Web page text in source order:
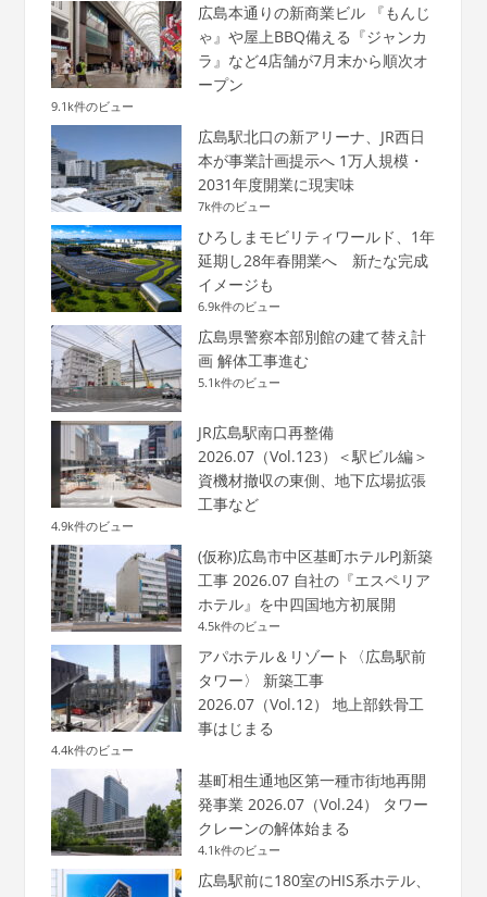
広島本通りの新商業ビル 『もんじ
ゃ』や屋上BBQ備える『ジャンカ
ラ』など4店舗が7月末から順次オ
ープン
9.1k件のビュー
広島駅北口の新アリーナ、JR西日
本が事業計画提示へ 1万人規模・
2031年度開業に現実味
7k件のビュー
ひろしまモビリティワールド、1年
延期し28年春開業へ 新たな完成
イメージも
6.9k件のビュー
広島県警察本部別館の建て替え計
画 解体工事進む
5.1k件のビュー
JR広島駅南口再整備
2026.07（Vol.123）＜駅ビル編＞
資機材撤収の東側、地下広場拡張
工事など
4.9k件のビュー
(仮称)広島市中区基町ホテルPJ新築
工事 2026.07 自社の『エスペリア
ホテル』を中四国地方初展開
4.5k件のビュー
アパホテル＆リゾート〈広島駅前
タワー〉 新築工事
2026.07（Vol.12） 地上部鉄骨工
事はじまる
4.4k件のビュー
基町相生通地区第一種市街地再開
発事業 2026.07（Vol.24） タワー
クレーンの解体始まる
4.1k件のビュー
広島駅前に180室のHIS系ホテル、